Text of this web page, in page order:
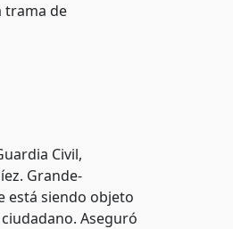
trama de
Civil,
Grande-
está siendo objeto
Aseguró